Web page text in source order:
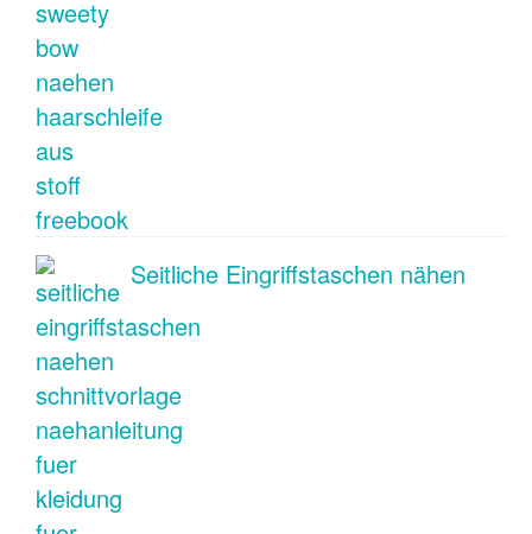
Seitliche Eingriffstaschen nähen